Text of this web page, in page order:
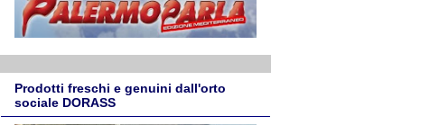
Prodotti freschi e genuini dall'orto
sociale DORASS